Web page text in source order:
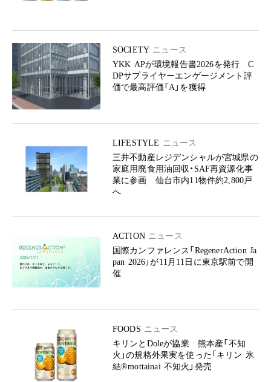
SOCIETY ニュース
YKK APが環境報告書2026を発行 C
DPサプライヤーエンゲージメント評
価で最高評価「A」を獲得
LIFESTYLE ニュース
三井不動産レジデンシャルが宮城県の
家庭用廃食用油回収・SAF再資源化事
業に参画 仙台市内11物件約2,800戸
へ
ACTION ニュース
国際カンファレンス「RegenerAction Ja
pan 2026」が11月11日に東京駅前で開
催
FOODS ニュース
キリンとDoleが協業 熊本産「不知
火」の規格外果実を使った「キリン 氷
結®mottainai 不知火」発売